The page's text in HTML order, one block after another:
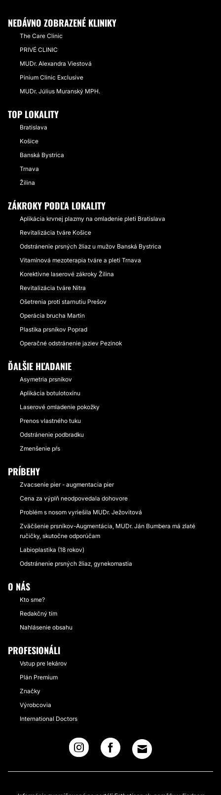
NEDÁVNO ZOBRAZENÉ KLINIKY
The Care Clinic
PRIVÉ CLINIC
MUDr. Alexandra Viestová
Pinium Clinic Exclusive
MUDr. Július Muranský MPH.
TOP LOKALITY
Bratislava
Košice
Banská Bystrica
Trnava
Žilina
ZÁKROKY PODĽA LOKALITY
Aplikácia krvnej plazmy na omladenie pleti Bratislava
Revitalizácia tváre Košice
Odstránenie prsných žliaz u mužov Banská Bystrica
Vitamínová mezoterapia tváre a pleti Trnava
Korektívne laserové zákroky Žilina
Revitalizácia tváre Nitra
Ošetrenia proti starnutiu Prešov
Operácia brucha Martin
Plastika prsníkov Poprad
Operačné odstránenie jaziev Pezinok
ĎALŠIE HĽADANIE
Asymetria prsníkov
Aplikácia botulotoxínu
Laserové omladenie pokožky
Prenos vlastného tuku
Odstránenie podbradku
Zmenšenie pŕs
PRÍBEHY
Zvacsenie pier - augmentacia pier
Cena za výplň neodpovedala dohovore
Problém s nosom vyriešila MUDr. Ježovitová
Zväčšenie prsníkov-Augmentácia, MUDr. Ján Bumbera má zlaté
ručičky, skutočne odporúčam
Labioplastika (18 rokov)
Odstránenie prsných žliaz, gynekomastia
O NÁS
Kto sme?
Redakčný tím
Nahlásenie obsahu
PROFESIONÁLI
Vstup pre lekárov
Plán Premium
Značky
Výrobcovia
International Doctors